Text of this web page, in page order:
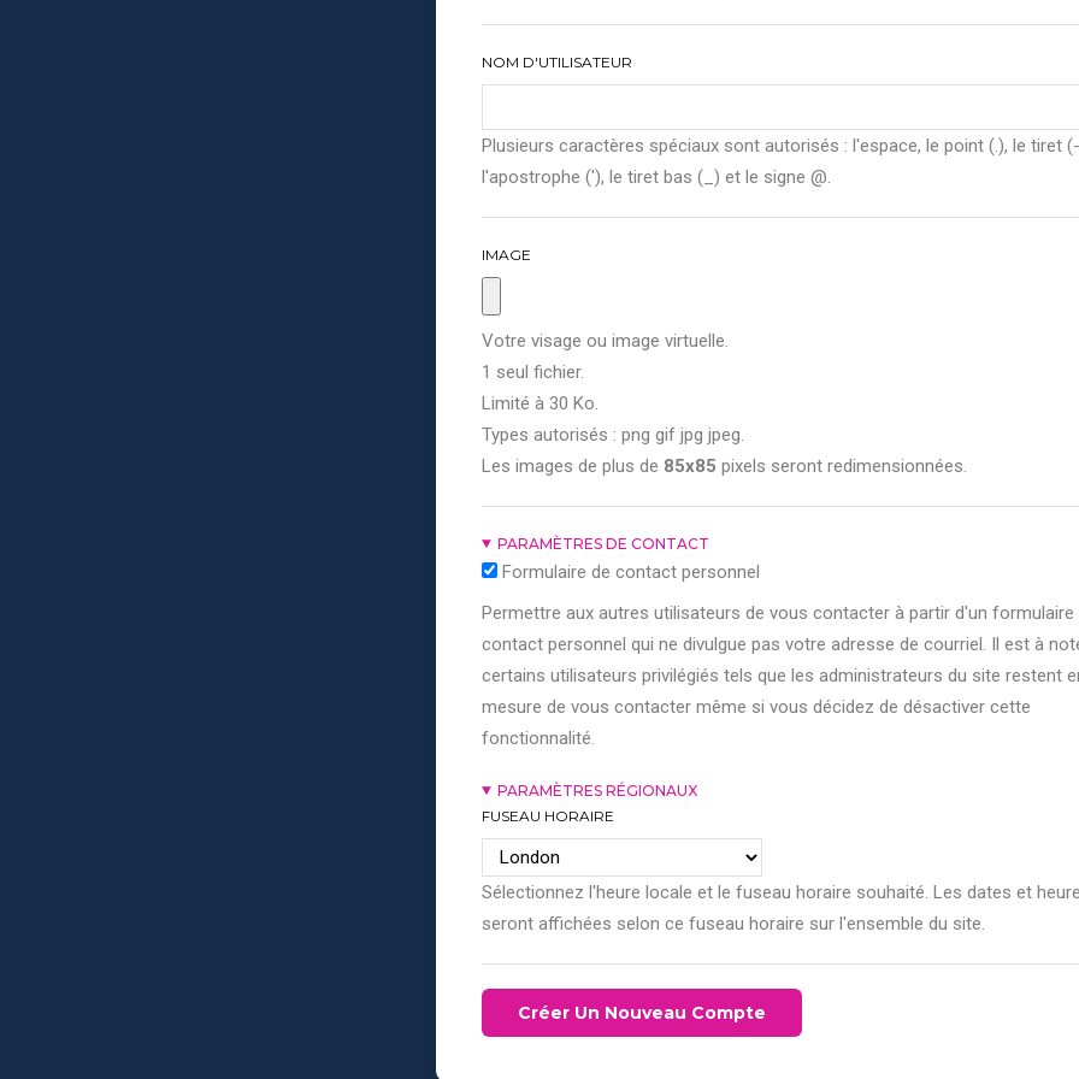
NOM D'UTILISATEUR
Plusieurs caractères spéciaux sont autorisés : l'espace, le point (.), le tiret
l'apostrophe ('), le tiret bas (_) et le signe @.
IMAGE
Votre visage ou image virtuelle.
1 seul fichier.
Limité à 30 Ko.
Types autorisés : png gif jpg jpeg.
Les images de plus de 85x85 pixels seront redimensionnées.
PARAMÈTRES DE CONTACT
Formulaire de contact personnel
Permettre aux autres utilisateurs de vous contacter à partir d'un formulaire
contact personnel qui ne divulgue pas votre adresse de courriel. Il est à
certains utilisateurs privilégiés tels que les administrateurs du site restent
mesure de vous contacter même si vous décidez de désactiver cette
fonctionnalité.
PARAMÈTRES RÉGIONAUX
FUSEAU HORAIRE
Sélectionnez l'heure locale et le fuseau horaire souhaité. Les dates et
seront affichées selon ce fuseau horaire sur l'ensemble du site.